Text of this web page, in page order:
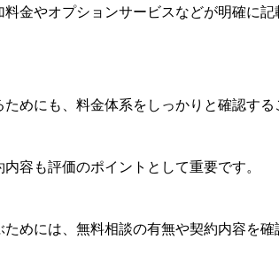
金やオプションサービスなどが明確に
めにも、料金体系をしっかりと確認する
容も評価のポイントとして重要です。
めには、無料相談の有無や契約内容を